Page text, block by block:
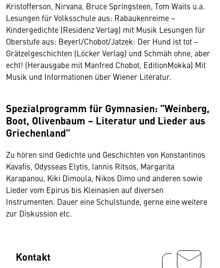
Kristofferson, Nirvana, Bruce Springsteen, Tom Waits u.a.
Lesungen für Volksschule aus: Rabaukenreime –
Kindergedichte (Residenz Verlag) mit Musik Lesungen für
Oberstufe aus: Beyerl/Chobot/Jatzek: Der Hund ist tot –
Grätzelgeschichten (Löcker Verlag) und Schmäh ohne, aber
echt! (Herausgabe mit Manfred Chobot, EditionMokka) Mit
Musik und Informationen über Wiener Literatur.
Spezialprogramm für Gymnasien: "Weinberg,
Boot, Olivenbaum – Literatur und Lieder aus
Griechenland"
Zu hören sind Gedichte und Geschichten von Konstantinos
Kavafis, Odysseas Elytis, Iannis Ritsos, Margarita
Karapanou, Kiki Dimoula, Nikos Dimo und anderen sowie
Lieder vom Epirus bis Kleinasien auf diversen
Instrumenten. Dauer eine Schulstunde, gerne eine weitere
zur Diskussion etc.
Kontakt